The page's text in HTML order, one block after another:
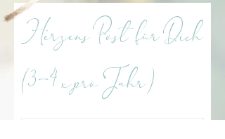
Herzens Post für Dich
(3-4 x pro Jahr)